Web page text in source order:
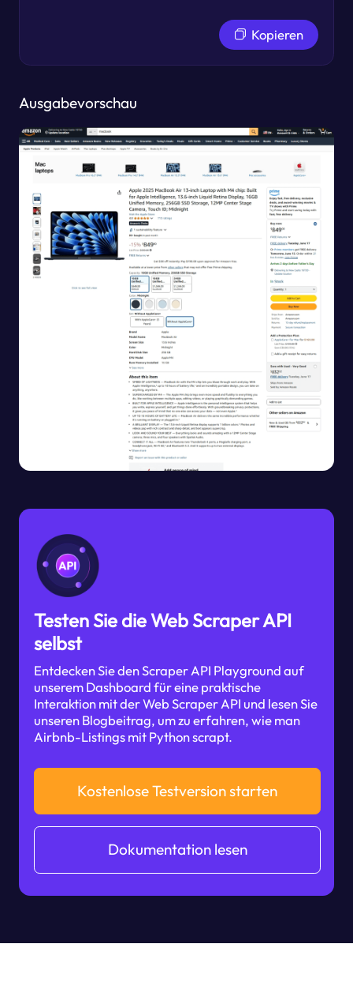
Kopieren
Ausgabevorschau
Testen Sie die Web Scraper API
selbst
Entdecken Sie den Scraper API Playground auf
unserem Dashboard für eine praktische
Interaktion mit der Web Scraper API und lesen Sie
unseren Blogbeitrag, um zu erfahren, wie man
Airbnb-Listings mit Python scrapt.
Kostenlose Testversion starten
Dokumentation lesen